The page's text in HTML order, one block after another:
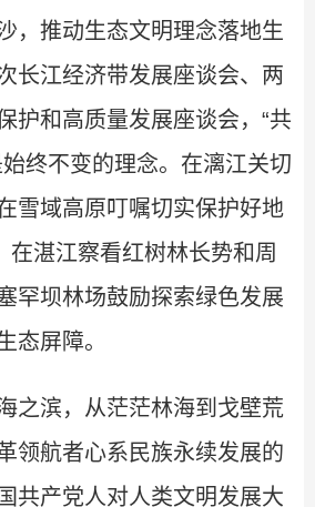
，推动生态文明理念落地生
长江经济带发展座谈会、两
护和高质量发展座谈会，“共
始终不变的理念。在漓江关切
雪域高原叮嘱切实保护好地
在湛江察看红树林长势和周
罕坝林场鼓励探索绿色发展
态屏障。
之滨，从茫茫林海到戈壁荒
领航者心系民族永续发展的
共产党人对人类文明发展大